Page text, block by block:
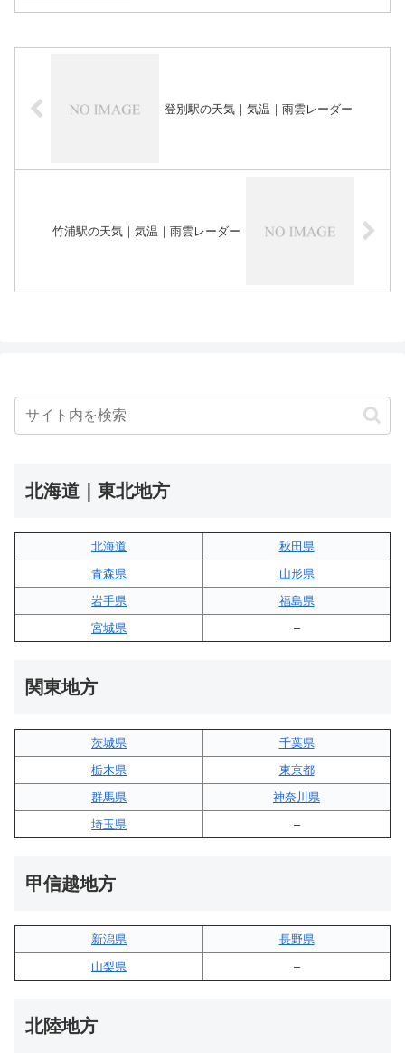
登別駅の天気｜気温｜雨雲レーダー
竹浦駅の天気｜気温｜雨雲レーダー
北海道｜東北地方
北海道
秋田県
青森県
山形県
岩手県
福島県
宮城県
–
関東地方
茨城県
千葉県
栃木県
東京都
群馬県
神奈川県
埼玉県
–
甲信越地方
新潟県
長野県
山梨県
–
北陸地方